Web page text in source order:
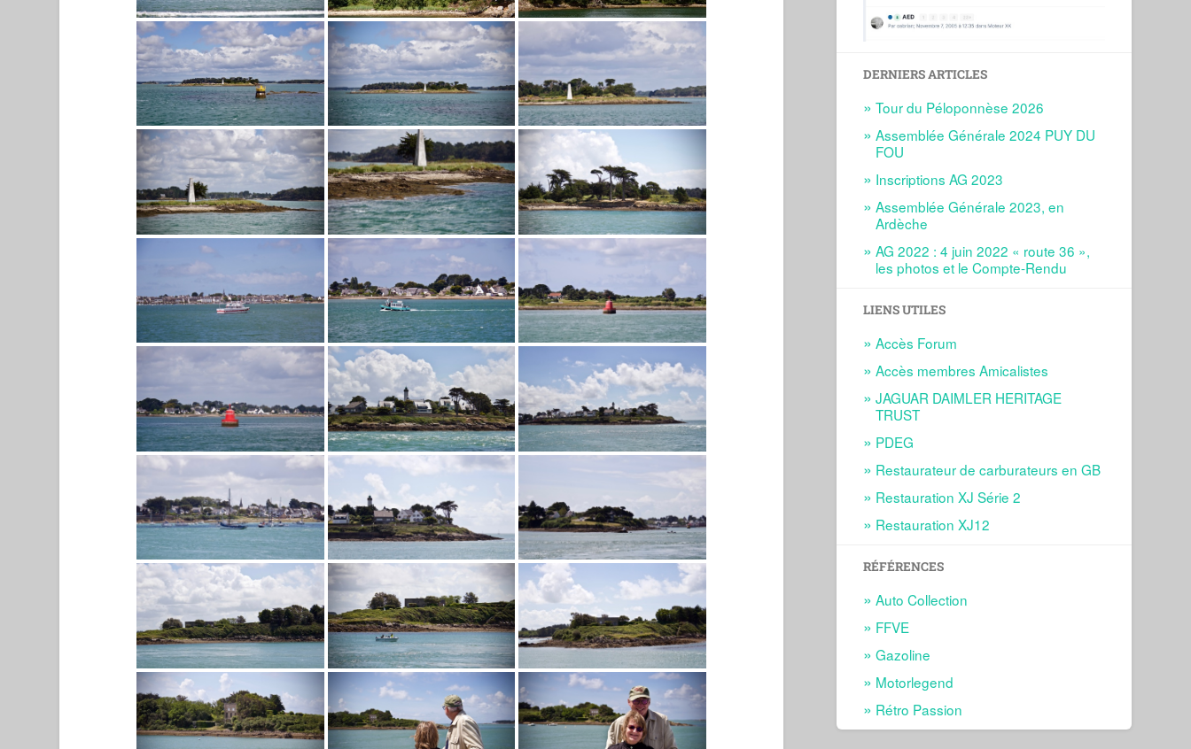
DERNIERS ARTICLES
Tour du Péloponnèse 2026
Assemblée Générale 2024 PUY DU
FOU
Inscriptions AG 2023
Assemblée Générale 2023, en
Ardèche
AG 2022 : 4 juin 2022 « route 36 »,
les photos et le Compte-Rendu
LIENS UTILES
Accès Forum
Accès membres Amicalistes
JAGUAR DAIMLER HERITAGE
TRUST
PDEG
Restaurateur de carburateurs en GB
Restauration XJ Série 2
Restauration XJ12
RÉFÉRENCES
Auto Collection
FFVE
Gazoline
Motorlegend
Rétro Passion